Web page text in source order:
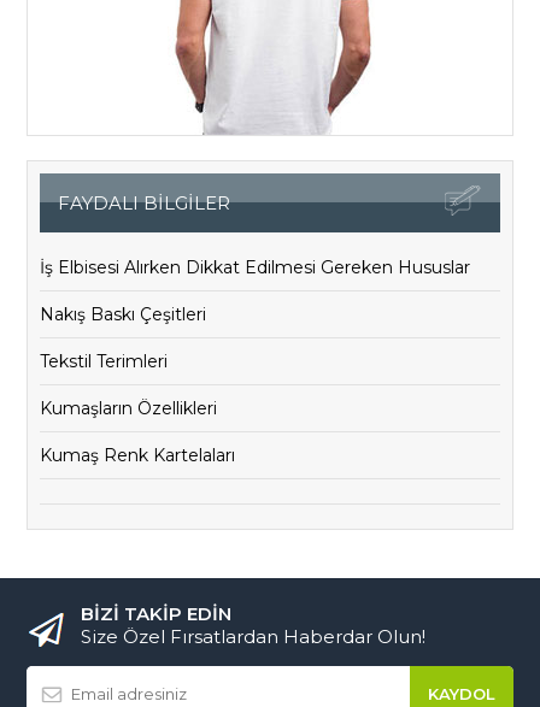
FAYDALI BİLGİLER
İş Elbisesi Alırken Dikkat Edilmesi Gereken Hususlar
Nakış Baskı Çeşitleri
Tekstil Terimleri
Kumaşların Özellikleri
Kumaş Renk Kartelaları
BİZİ TAKİP EDİN
Size Özel Fırsatlardan Haberdar Olun!